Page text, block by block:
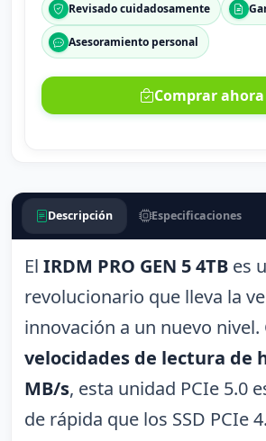
Revisado cuidadosamente
Asesoramiento personal
Comprar ahora
Descripción Especificaciones
El IRDM PRO GEN 5 4TBes
revolucionario que lleva la
innovación a un nuevo nivel.
velocidades de lectura de
MB/s, esta unidad PCIe 5.0
de rápida que los SSD PCIe